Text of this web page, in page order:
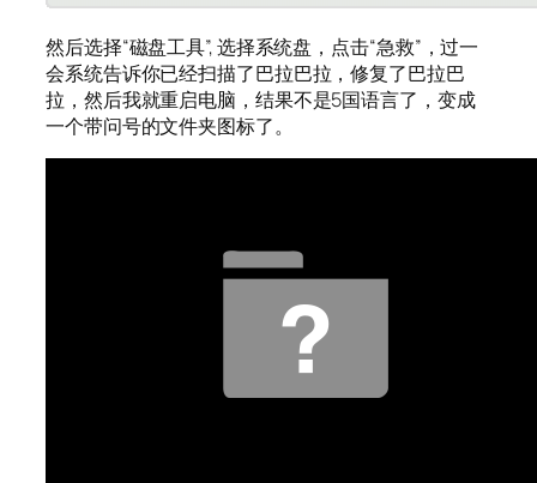
然后选择“磁盘工具”, 选择系统盘，点击“急救”，过一
会系统告诉你已经扫描了巴拉巴拉，修复了巴拉巴
拉，然后我就重启电脑，结果不是5国语言了，变成
一个带问号的文件夹图标了。